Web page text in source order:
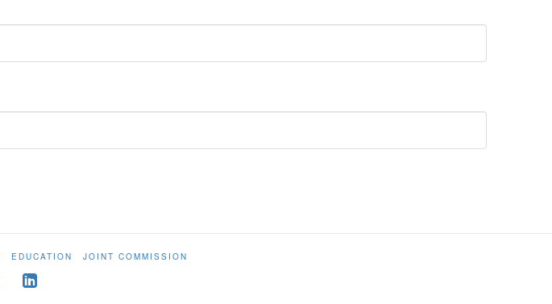
EDUCATION JOINT COMMISSION